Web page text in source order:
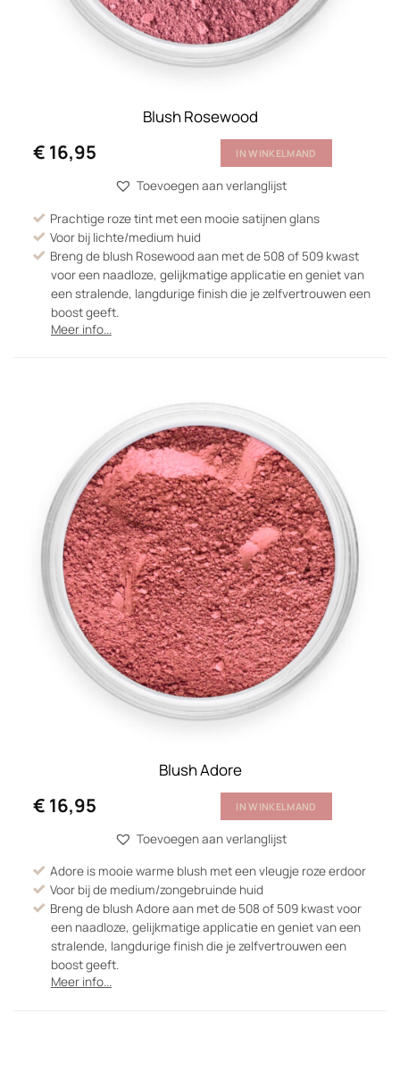
Blush Rosewood
€ 16,95 IN WINKELMAND
Toevoegen aan verlanglijst
Prachtige roze tint met een mooie satijnen glans
Voor bij lichte/medium huid
Breng de blush Rosewood aan met de 508 of 509 kwast
voor een naadloze, gelijkmatige applicatie en geniet van
een stralende, langdurige finish die je zelfvertrouwen een
boost geeft.
Meer info...
Blush Adore
€ 16,95 IN WINKELMAND
Toevoegen aan verlanglijst
Adore is mooie warme blush met een vleugje roze erdoor
Voor bij de medium/zongebruinde huid
Breng de blush Adore aan met de 508 of 509 kwast voor
een naadloze, gelijkmatige applicatie en geniet van een
stralende, langdurige finish die je zelfvertrouwen een
boost geeft.
Meer info...